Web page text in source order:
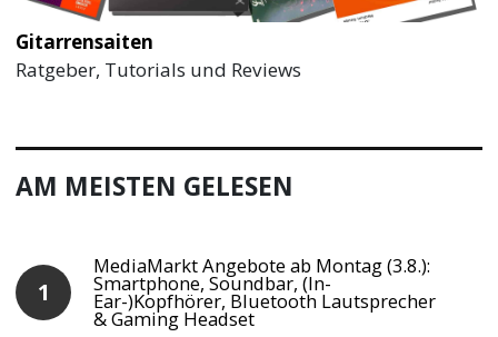
Gitarrensaiten
Ratgeber, Tutorials und Reviews
AM MEISTEN GELESEN
MediaMarkt Angebote ab Montag (3.8.):
Smartphone, Soundbar, (In-
Ear-)Kopfhörer, Bluetooth Lautsprecher
& Gaming Headset